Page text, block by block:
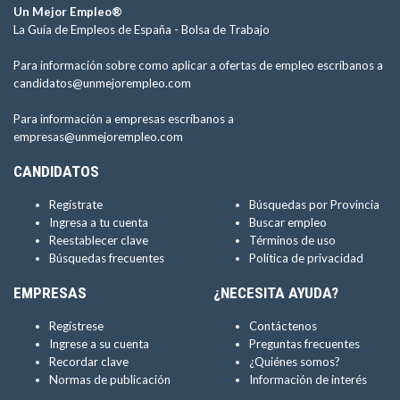
Un Mejor Empleo®
La Guía de Empleos de España - Bolsa de Trabajo
Para información sobre como aplicar a ofertas de empleo escríbanos a
candidatos@unmejorempleo.com
Para información a empresas escríbanos a
empresas@unmejorempleo.com
CANDIDATOS
Regístrate
Ingresa a tu cuenta
Reestablecer clave
Búsquedas frecuentes
Búsquedas por Provincia
Buscar empleo
Términos de uso
Política de privacidad
EMPRESAS
Regístrese
Ingrese a su cuenta
Recordar clave
Normas de publicación
¿NECESITA AYUDA?
Contáctenos
Preguntas frecuentes
¿Quiénes somos?
Información de interés